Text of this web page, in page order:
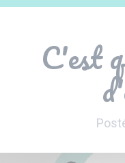
C'est
Panneau de gestion des